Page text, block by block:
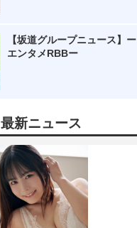
【坂道グループニュース】ー
エンタメRBBー
最新ニュース